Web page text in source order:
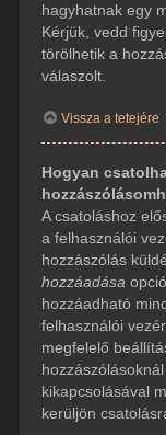
hagyhatnak egy
Kérjük, vedd
törölhetik a
válaszolt.
Vissza a tetejére
Hogyan
A csatoláshoz
a felhasználói
hozzászólás
hozzáadása
hozzáadható
felhasználói
megfelelő
kikapcsolásával
kerüljön